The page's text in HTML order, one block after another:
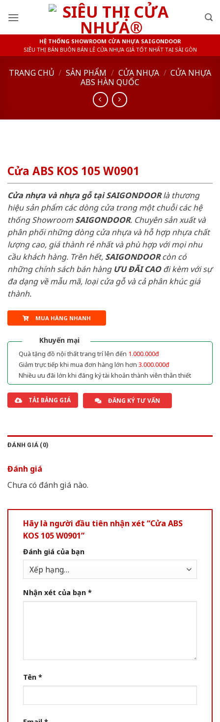
HỆ THỐNG SHOWROOM CỬA NHỰA SAIGONDOOR
SIÊU THỊ BÁN BUÔN BÁN LẺ CỬA NHỰA GIÁ TỐT NHẤT TẠI SÀI GÒN
TRANG CHỦ / SẢN PHẨM / CỬA NHỰA / CỬA NHỰA
ABS HÀN QUỐC
Cửa ABS KOS 105 W0901
Cửa nhựa và nhựa gỗ tại SAIGONDOORlà thương
hiệu sản phẩm các dòng cửa trong một chuỗi các hệ
thống ShowroomSAIGONDOOR. Chuyên sản xuất và
phân phối những dòng cửa nhựa và hỗ hợp nhựa chất
lượng cao, giá thành rẻ nhất và phù hợp với mọi nhu
cầu khách hàng. Trên hết, SAIGONDOORcòn có
những chính sách bán hàng ƯU ĐÃI CAOđi kèm với sự
đa dạng về mẫu mã, loại cửa gỗ và cả phân khúc giá
thành.
MUA HÀNG NHANH
Khuyến mại
Quà tặng đồ nội thất trang trí lên đến 1.000.000đ
Giảm trực tiếp khi mua đơn hàng lớn hơn 3.000.000đ
Nhiều ưu đãi lớn khi đăng ký tài khoản thành viên thân thiết
TẢI BẢNG GIÁ ĐĂNG KÝ TƯ VẤN
ĐÁNH GIÁ (0)
Đánh giá
Chưa có đánh giá nào.
Hãy là người đầu tiên nhận xét “Cửa ABS
KOS 105 W0901”
Đánh giá của bạn
Nhận xét của bạn *
Tên *